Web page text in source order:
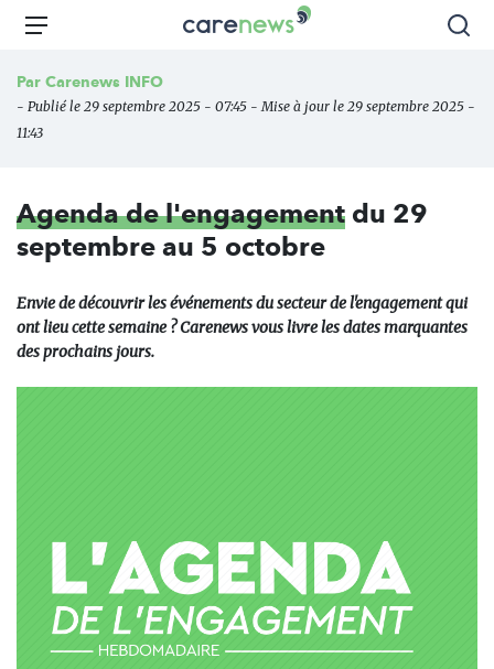
Aller
principal
Carenews,
des
Menu
Par Carenews INFO
- Publié le 29 septembre 2025 - 07:45 - Mise à jour le 29 septembre 2025 -
11:43
Agenda de l'engagement du 29
septembre au 5 octobre
Envie de découvrir les événements du secteur de l'engagement qui
ont lieu cette semaine ? Carenews vous livre les dates marquantes
des prochains jours.